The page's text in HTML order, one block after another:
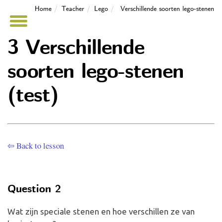
Home Teacher Lego Verschillende soorten lego-stenen
3 Verschillende
soorten lego-stenen
(test)
⇦ Back to lesson
Question 2
Wat zijn speciale stenen en hoe verschillen ze van